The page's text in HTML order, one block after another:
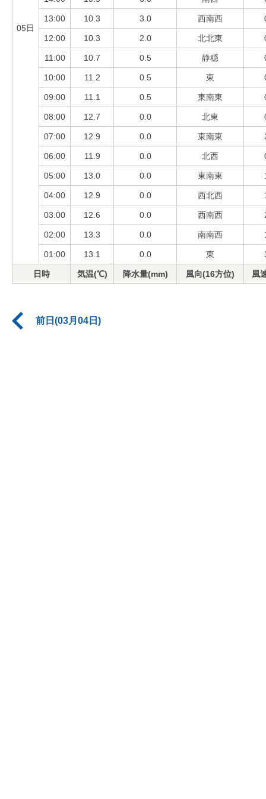
05日
13:00 10.3 3.0 西南西
12:00 10.3 2.0 北北東
11:00 10.7 0.5 静穏
10:00 11.2 0.5 東
09:00 11.1 0.5 東南東
08:00 12.7 0.0 北東
07:00 12.9 0.0 東南東
06:00 11.9 0.0 北西
05:00 13.0 0.0 東南東
04:00 12.9 0.0 西北西
03:00 12.6 0.0 西南西
02:00 13.3 0.0 南南西
01:00 13.1 0.0 東
日時 気温(℃) 降水量(mm) 風向(16方位) 風
前日(03月04日)